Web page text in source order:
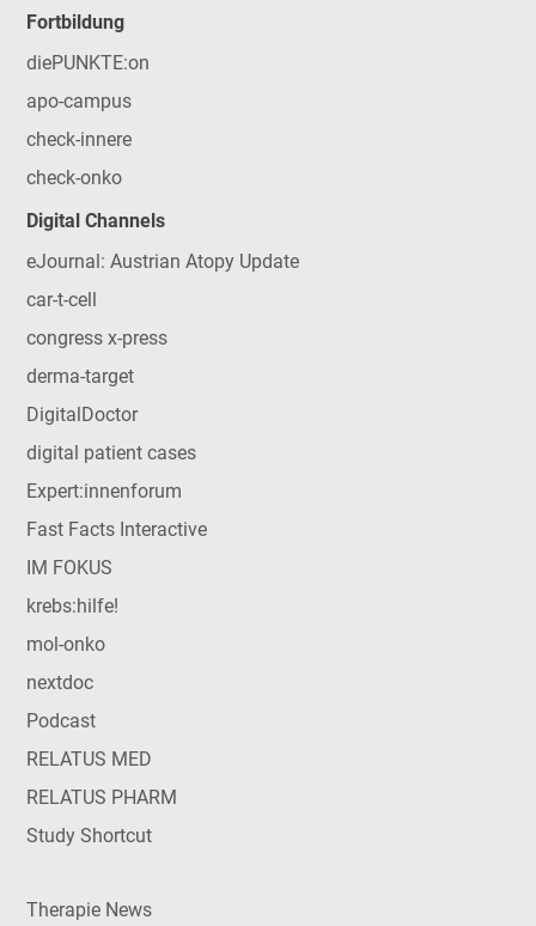
Fortbildung
diePUNKTE:on
apo-campus
check-innere
check-onko
Digital Channels
eJournal: Austrian Atopy Update
car-t-cell
congress x-press
derma-target
DigitalDoctor
digital patient cases
Expert:innenforum
Fast Facts Interactive
IM FOKUS
krebs:hilfe!
mol-onko
nextdoc
Podcast
RELATUS MED
RELATUS PHARM
Study Shortcut
Therapie News